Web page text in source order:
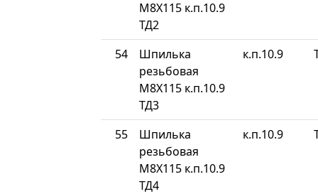
М8Х115 к.п.10.9
ТД2
54
Шпилька
резьбовая
М8Х115 к.п.10.9
ТД3
к.п.10.9
55
Шпилька
резьбовая
М8Х115 к.п.10.9
ТД4
к.п.10.9